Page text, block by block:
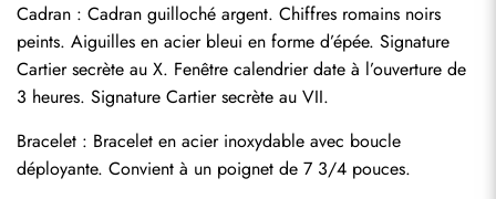
Cadran : Cadran guilloché argent. Chiffres romains noirs
peints. Aiguilles en acier bleui en forme d’épée. Signature
Cartier secrète au X. Fenêtre calendrier date à l’ouverture de
3 heures. Signature Cartier secrète au VII.
Bracelet : Bracelet en acier inoxydable avec boucle
déployante. Convient à un poignet de 7 3/4 pouces.